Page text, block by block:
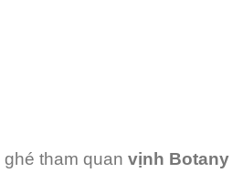
tham quan vịnh Botany